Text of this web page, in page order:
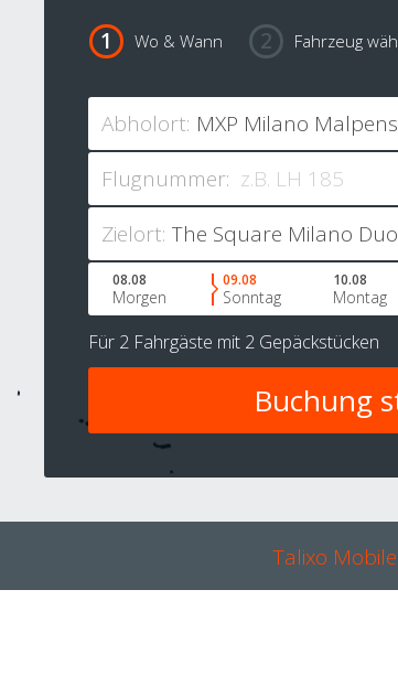
Wo & Wann Fahrzeug
Abholort:
Flugnummer:
Zielort:
08.08
Morgen
09.08
Sonntag
10.08
Montag
Für 2 Fahrgäste mit 2 Gepäckstücken
Talixo Mobile